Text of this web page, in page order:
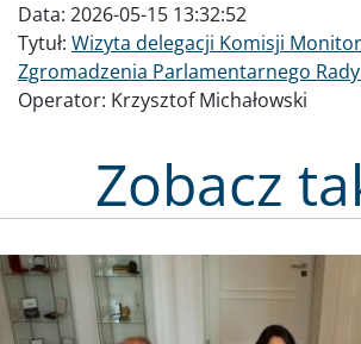
Data: 2026-05-15 13:32:52
Tytuł: Wizyta delegacji Komisji
Zgromadzenia Parlamentarnego
Operator: Krzysztof Michałowski
Zobacz
Obraz